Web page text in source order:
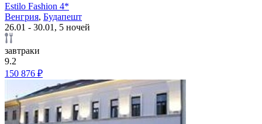
Estilo Fashion 4*
Венгрия, Будапешт
26.01 - 30.01, 5 ночей
завтраки
9.2
150 876 ₽